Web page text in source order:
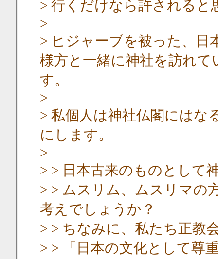
> 行くだけなら許されると
>
> ヒジャーブを被った、日
様方と一緒に神社を訪れ
す。
>
> 私個人は神社仏閣にはな
にします。
>
> > 日本古来のものとして
> > ムスリム、ムスリマの
考えでしょうか？
> > ちなみに、私たち正教
> > 「日本の文化として尊